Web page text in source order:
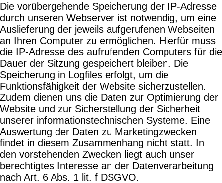
Die vorübergehende Speicherung der IP-Adresse
durch unseren Webserver ist notwendig, um eine
Auslieferung der jeweils aufgerufenen Webseiten
an Ihren Computer zu ermöglichen. Hierfür muss
die IP-Adresse des aufrufenden Computers für die
Dauer der Sitzung gespeichert bleiben. Die
Speicherung in Logfiles erfolgt, um die
Funktionsfähigkeit der Website sicherzustellen.
Zudem dienen uns die Daten zur Optimierung der
Website und zur Sicherstellung der Sicherheit
unserer informationstechnischen Systeme. Eine
Auswertung der Daten zu Marketingzwecken
findet in diesem Zusammenhang nicht statt. In
den vorstehenden Zwecken liegt auch unser
berechtigtes Interesse an der Datenverarbeitung
nach Art. 6 Abs. 1 lit. f DSGVO.